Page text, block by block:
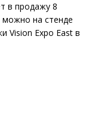
в продажу 8
можно на стенде
Vision Expo East в